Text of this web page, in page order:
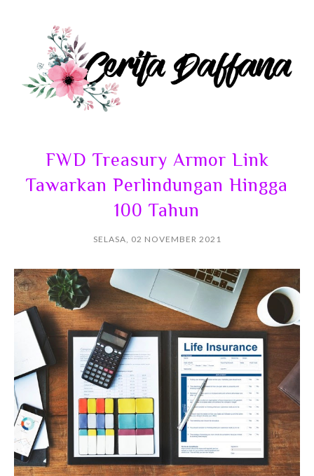
FWD Treasury Armor Link
Tawarkan Perlindungan Hingga
100 Tahun
SELASA, 02 NOVEMBER 2021